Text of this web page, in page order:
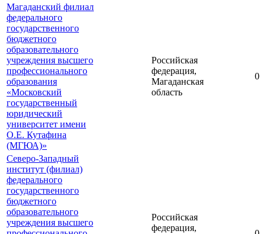
Магаданский филиал
федерального
государственного
бюджетного
образовательного
учреждения высшего
профессионального
образования
«Московский
государственный
юридический
университет имени
О.Е. Кутафина
(МГЮА)»
Российская
федерация,
Магаданская
область
0
Северо-Западный
институт (филиал)
федерального
государственного
бюджетного
образовательного
учреждения высшего
Российская
федерация,